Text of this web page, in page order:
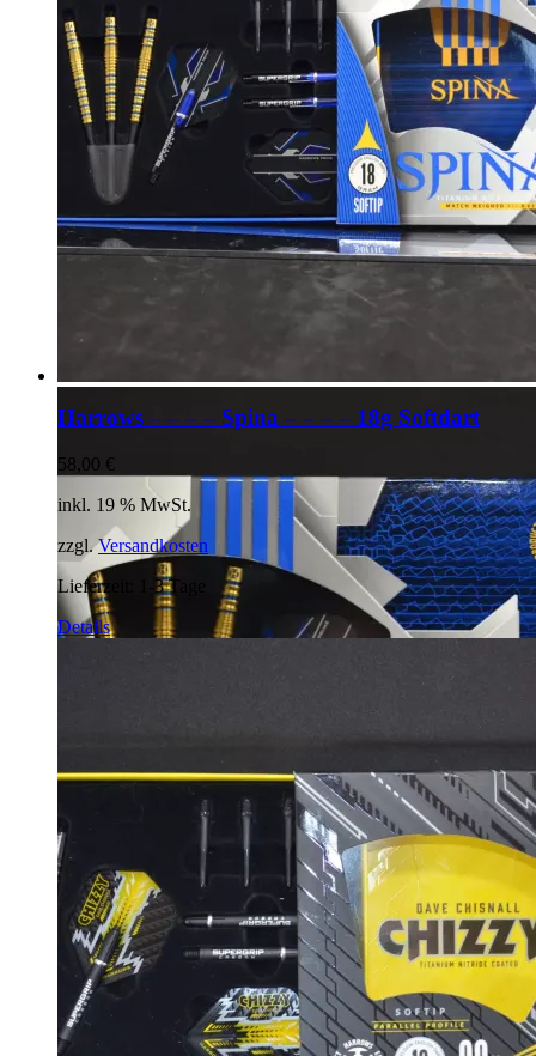
Harrows – – – – Spina – – – – 18g Softdart
58,00 €
inkl. 19 % MwSt.
zzgl.Versandkosten
Lieferzeit:
1-3 Tage
Details